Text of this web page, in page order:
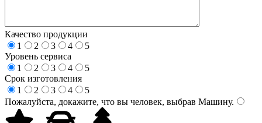
Качество продукции
1
2 3 4
5
Уровень сервиса
1
2 3 4
5
Срок изготовления
1
2 3 4
5
Пожалуйста, докажите, что вы человек, выбрав Машину.